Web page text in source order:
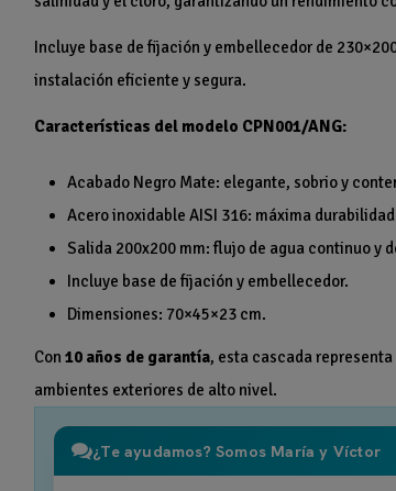
Incluye base de fijación y embellecedor de
instalación eficiente y segura.
Características del modelo CPN001/ANG:
Acabado Negro Mate: elegante, sobrio y
Acero inoxidable AISI 316: máxima
Salida 200x200 mm: flujo de agua continuo y
Incluye base de fijación y embellecedor.
Dimensiones: 70×45×23 cm.
Con10 años de garantía, esta cascada
ambientes exteriores de alto nivel.
¿Te ayudamos? Somos María y Víctor